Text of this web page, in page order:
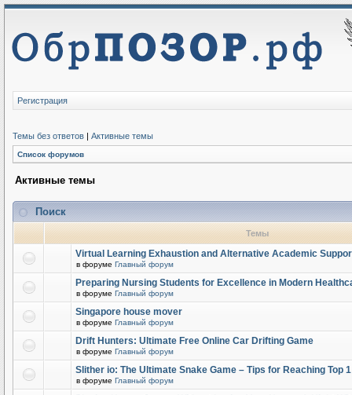
Регистрация
Темы без ответов | Активные темы
Список форумов
Активные темы
Поиск
Темы
Virtual Learning Exhaustion and Alternative Academic
в форуме Главный форум
Preparing Nursing Students for Excellence in Modern
в форуме Главный форум
Singapore house mover
в форуме Главный форум
Drift Hunters: Ultimate Free Online Car Drifting Game
в форуме Главный форум
Slither io: The Ultimate Snake Game – Tips for Reaching Top
в форуме Главный форум